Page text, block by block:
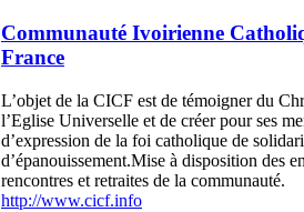
Communauté Ivoirienne
France
L’objet de la CICF est de témoigner du
l’Eglise Universelle et de créer pour ses
d’expression de la foi catholique de
d’épanouissement.Mise à disposition des
rencontres et retraites de la communauté.
http://www.cicf.info